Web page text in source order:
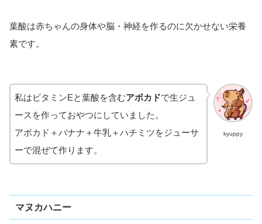
葉酸は赤ちゃんの身体や脳・神経を作るのに欠かせない栄養
素です。
kyuppy
私はビタミンEと葉酸を含むアボカドで生ジュ
ースを作っておやつにしていました。
アボカド＋バナナ＋牛乳＋ハチミツをジューサ
ーで混ぜて作ります。
マヌカハニー